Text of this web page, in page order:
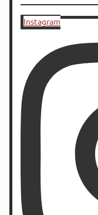
Instagram